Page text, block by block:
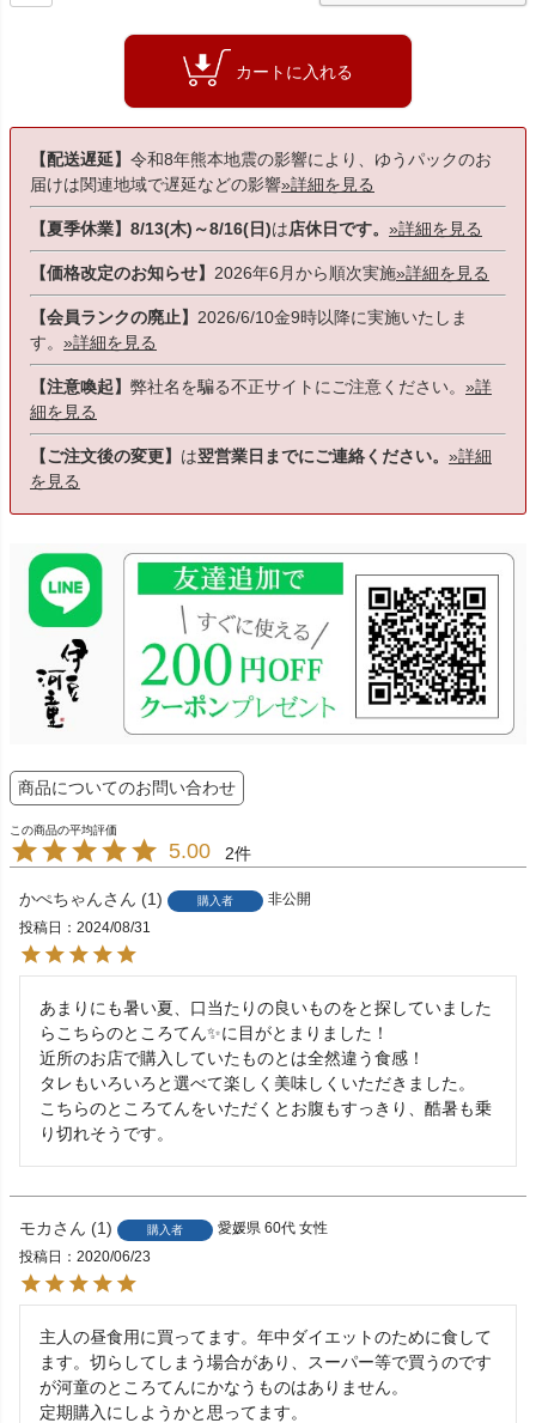
カートに入れる
【配送遅延】 令和8年熊本地震の影響により、ゆうパックのお
届けは関連地域で遅延などの影響»詳細を見る
【夏季休業】8/13(木)～8/16(日)は店休日です。 »詳細を見る
【価格改定のお知らせ】 2026年6月から順次実施»詳細を見る
【会員ランクの廃止】 2026/6/10金9時以降に実施いたしま
す。 »詳細を見る
【注意喚起】 弊社名を騙る不正サイトにご注意ください。 »詳
細を見る
【ご注文後の変更】 は翌営業日までにご連絡ください。 »詳細
を見る
商品についてのお問い合わせ
5.00 2
かぺちゃん 1 購入者
非公開
投稿日
2024/08/31
あまりにも暑い夏、口当たりの良いものをと探していました
らこちらのところてん✨に目がとまりました！
近所のお店で購入していたものとは全然違う食感！
タレもいろいろと選べて楽しく美味しくいただきました。
こちらのところてんをいただくとお腹もすっきり、酷暑も乗
り切れそうです。
モカ 1 購入者 愛媛県 60代 女性
投稿日
2020/06/23
主人の昼食用に買ってます。年中ダイエットのために食して
ます。切らしてしまう場合があり、スーパー等で買うのです
が河童のところてんにかなうものはありません。
定期購入にしようかと思ってます。